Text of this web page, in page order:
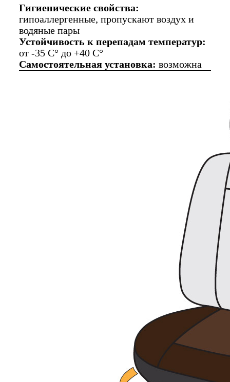
Гигиенические свойства:
гипоаллергенные, пропускают воздух и
водяные пары
Устойчивость к перепадам температур:
от -35 C° до +40 C°
Самостоятельная установка: возможна